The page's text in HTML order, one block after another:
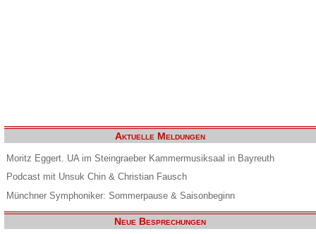
Aktuelle Meldungen
Moritz Eggert. UA im Steingraeber Kammermusiksaal in Bayreuth
Podcast mit Unsuk Chin & Christian Fausch
Münchner Symphoniker: Sommerpause & Saisonbeginn
Neue Besprechungen